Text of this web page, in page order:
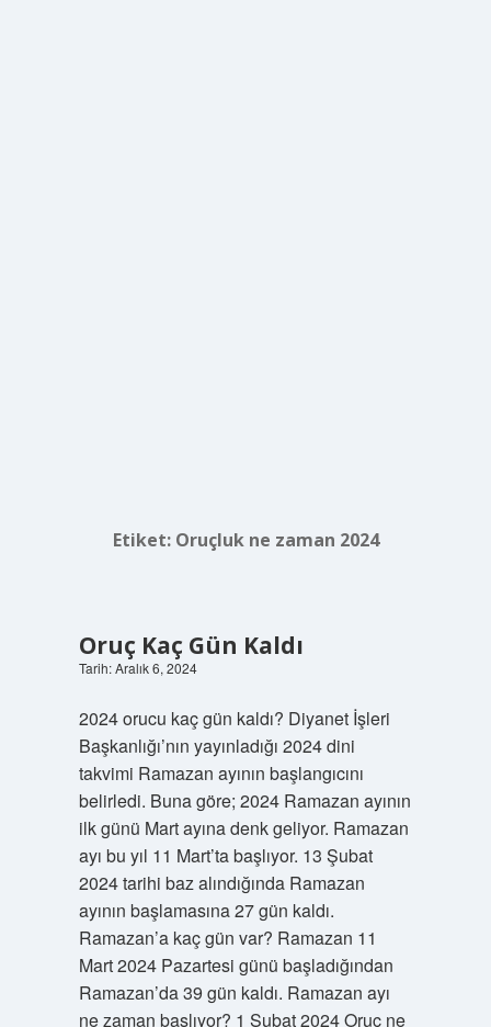
Etiket: Oruçluk ne zaman 2024
Oruç Kaç Gün Kaldı
Tarih: Aralık 6, 2024
2024 orucu kaç gün kaldı? Diyanet İşleri
Başkanlığı’nın yayınladığı 2024 dini
takvimi Ramazan ayının başlangıcını
belirledi. Buna göre; 2024 Ramazan ayının
ilk günü Mart ayına denk geliyor. Ramazan
ayı bu yıl 11 Mart’ta başlıyor. 13 Şubat
2024 tarihi baz alındığında Ramazan
ayının başlamasına 27 gün kaldı.
Ramazan’a kaç gün var? Ramazan 11
Mart 2024 Pazartesi günü başladığından
Ramazan’da 39 gün kaldı. Ramazan ayı
ne zaman başlıyor? 1 Şubat 2024 Oruç ne